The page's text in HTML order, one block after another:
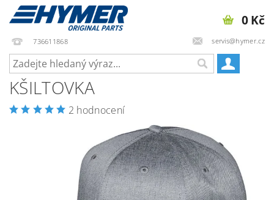
736611868 servis@hymer.cz
0 Kč
KŠILTOVKA
2 hodnocení